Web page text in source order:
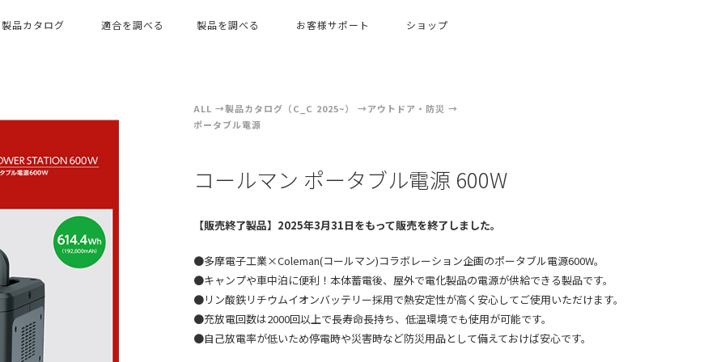
製品カタログ 適合を調べる 製品を調べる お客様サポート ショップ
ALL 製品カタログ（C_C 2025~）
アウトドア・防災
ポータブル電源
コールマン ポータブル電源 600W
【販売終了製品】2025年3月31日をもって販売を終了しました。
●多摩電子工業×Coleman(コールマン)コラボレーション企画のポータブル電源600W。
●キャンプや車中泊に便利！本体蓄電後、屋外で電化製品の電源が供給できる製品です。
●リン酸鉄リチウムイオンバッテリー採用で熱安定性が高く安心してご使用いただけます。
●充放電回数は2000回以上で長寿命長持ち、低温環境でも使用が可能です。
●自己放電率が低いため停電時や災害時など防災用品として備えておけば安心です。